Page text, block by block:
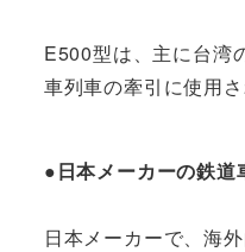
E500型は、主に台湾
車列車の牽引に使用
●日本メーカーの鉄道
日本メーカーで、海